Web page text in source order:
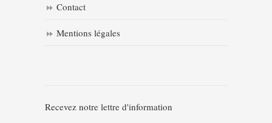
Contact
Mentions légales
Recevez notre lettre d'information